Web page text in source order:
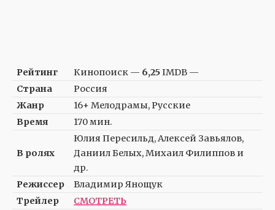
Рейтинг Кинопоиск — 6,25IMDB —
Страна
Россия
Жанр
16+ Мелодрамы, Русские
Время
170 мин.
В ролях
Юлия Пересильд, Алексей Завьялов,
Даниил Белых, Михаил Филиппов и
др.
Режиссер
Владимир Янощук
Трейлер
СМОТРЕТЬ